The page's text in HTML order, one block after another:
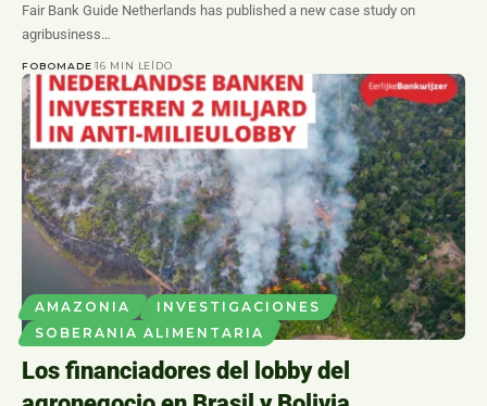
Fair Bank Guide Netherlands has published a new case study on
agribusiness…
FOBOMADE 16 MIN LEÍDO
AMAZONIA
INVESTIGACIONES
SOBERANIA ALIMENTARIA
Los financiadores del lobby del